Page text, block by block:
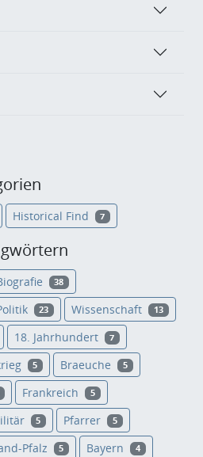
Historical Find 7
38
23 Wissenschaft 13
18. Jahrhundert 7
5 Braeuche 5
Frankreich 5
5 Pfarrer 5
Pfalz 5 Bayern 4